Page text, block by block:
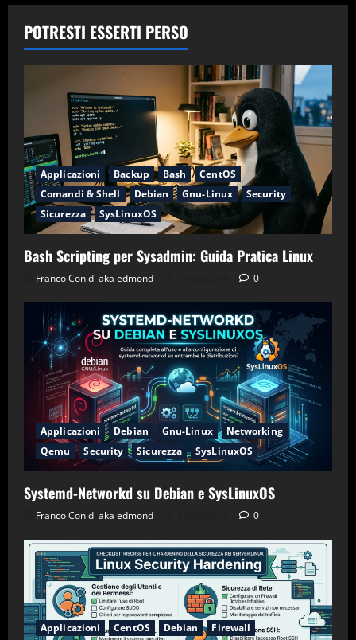
POTRESTI ESSERTI PERSO
Applicazioni Backup Bash
CentOS
Comandi & Shell
Debian Gnu-Linux
Security
Sicurezza
SysLinuxOS
Bash Scripting per Sysadmin: Guida Pratica Linux
Franco Conidi aka edmond 0
Applicazioni Debian Gnu-Linux
Networking
Qemu
Security Sicurezza SysLinuxOS
Systemd-Networkd su Debian e SysLinuxOS
Franco Conidi aka edmond 0
Applicazioni CentOS Debian
Firewall